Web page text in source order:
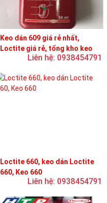
Keo dán 609 giá rẻ nhất,
Loctite giá rẻ, tổng kho keo
Liên hệ: 0938454791
Loctite 660, keo dán Loctite
660, Keo 660
Liên hệ: 0938454791